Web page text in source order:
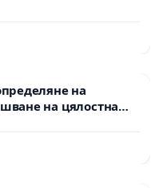
на
на цялостна
път между